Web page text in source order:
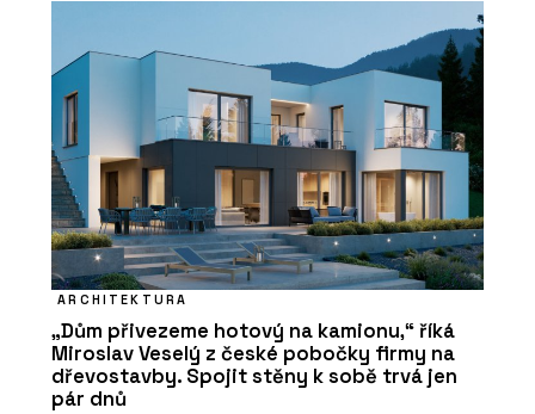
ARCHITEKTURA
„Dům přivezeme hotový na kamionu,“ říká
Miroslav Veselý z české pobočky firmy na
dřevostavby. Spojit stěny k sobě trvá jen
pár dnů